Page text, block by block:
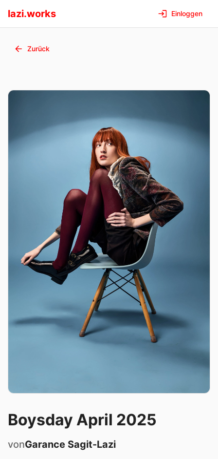
lazi.works Einloggen
Zurück
Boysday April 2025
vonGarance Sagit-Lazi